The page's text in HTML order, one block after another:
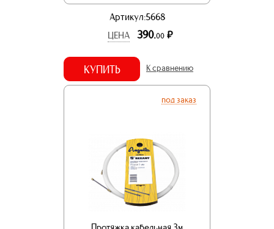
Артикул:5668
ЦЕНА
390.00 р.
КУПИТЬ К сравнению
под заказ